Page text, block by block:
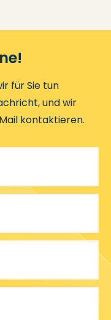
für Sie tun
und wir
kontaktieren.